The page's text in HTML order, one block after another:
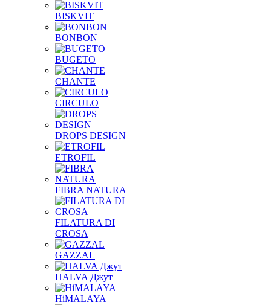
BISKVIT
BONBON
BUGETO
CHANTE
CIRCULO
DROPS DESIGN
ETROFIL
FIBRA NATURA
FILATURA DI
CROSA
GAZZAL
HALVA Джут
HiMALAYA